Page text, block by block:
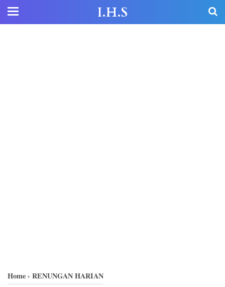
I.H.S
Home› RENUNGAN HARIAN